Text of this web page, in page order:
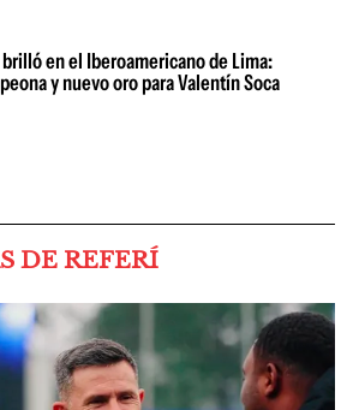
en el Iberoamericano de Lima:
y nuevo oro para Valentín Soca
DE REFERÍ